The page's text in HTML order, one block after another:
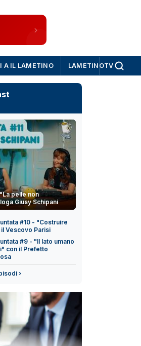
A IL LAMETINO LAMETINOTV
pelle non
Giusy Schipani
#10 - "Costruire
Vescovo Parisi
#9 - "Il lato umano
con il Prefetto
›